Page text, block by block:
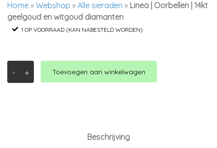
was:
€ 2.519,00.
is:
€ 2.188,00.
Home » Webshop » Alle sieraden » Linea | Oorbellen | 14kt
geelgoud en witgoud diamanten
1 OP VOORRAAD (KAN NABESTELD WORDEN)
-
Linea
Oorbellen
+ Toevoegen aan winkelwagen
Beschrijving